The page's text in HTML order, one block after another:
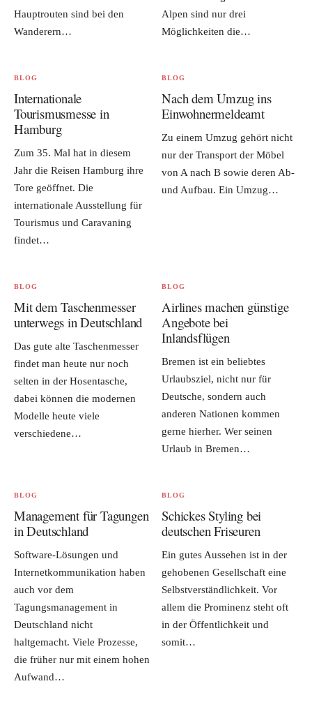
Hauptrouten sind bei den
Wanderern…
Alpen sind nur drei
Möglichkeiten die…
BLOG
Internationale
Tourismusmesse in
Hamburg
Zum 35. Mal hat in diesem
Jahr die Reisen Hamburg ihre
Tore geöffnet. Die
internationale Ausstellung für
Tourismus und Caravaning
findet…
BLOG
Nach dem Umzug ins
Einwohnermeldeamt
Zu einem Umzug gehört nicht
nur der Transport der Möbel
von A nach B sowie deren Ab-
und Aufbau. Ein Umzug…
BLOG
Mit dem Taschenmesser
unterwegs in Deutschland
Das gute alte Taschenmesser
findet man heute nur noch
selten in der Hosentasche,
dabei können die modernen
Modelle heute viele
verschiedene…
BLOG
Airlines machen günstige
Angebote bei
Inlandsflügen
Bremen ist ein beliebtes
Urlaubsziel, nicht nur für
Deutsche, sondern auch
anderen Nationen kommen
gerne hierher. Wer seinen
Urlaub in Bremen…
BLOG
Management für Tagungen
in Deutschland
Software-Lösungen und
Internetkommunikation haben
auch vor dem
Tagungsmanagement in
Deutschland nicht
haltgemacht. Viele Prozesse,
die früher nur mit einem hohen
Aufwand…
BLOG
Schickes Styling bei
deutschen Friseuren
Ein gutes Aussehen ist in der
gehobenen Gesellschaft eine
Selbstverständlichkeit. Vor
allem die Prominenz steht oft
in der Öffentlichkeit und
somit…